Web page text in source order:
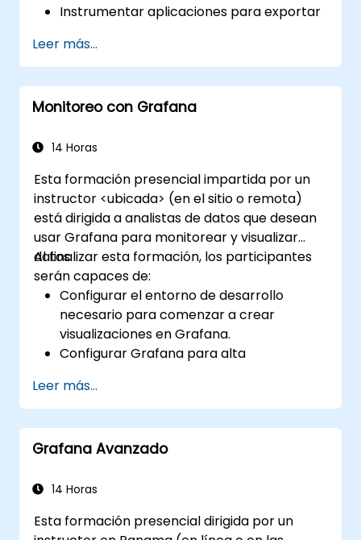
Instrumentar aplicaciones para exportar
Crear y configurar paneles en Grafana
para visualizar las métricas
personalizadas.
Aplicar las mejores prácticas para
desarrollo.
Leer más...
Monitoreo con Grafana
14 Horas
Esta formación presencial impartida por un
instructor <ubicada> (en el sitio o remota)
está dirigida a analistas de datos que desean
usar Grafana para monitorear y visualizar
datos.
Al finalizar esta formación, los participantes
serán capaces de:
Configurar el entorno de desarrollo
necesario para comenzar a crear
visualizaciones en Grafana.
Configurar Grafana para alta
Personalizar paneles y cuadros
(dashboards) con datos.
Configurar un proxy inverso para
velocidades de carga rápidas.
Leer más...
Grafana Avanzado
14 Horas
Esta formación presencial dirigida por un